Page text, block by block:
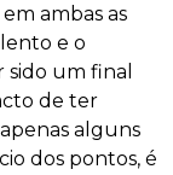
ambas as
e o
um final
de ter
alguns
dos pontos, é